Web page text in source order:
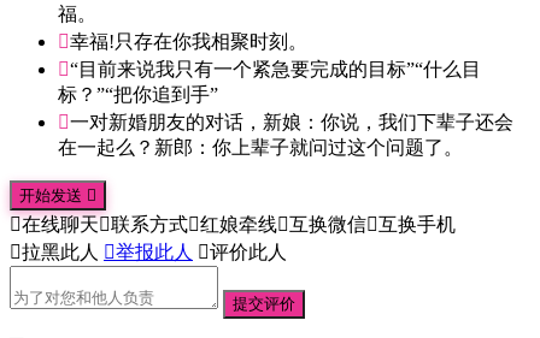
福。
幸福!只存在你我相聚时刻。
“目前来说我只有一个紧急要完成的目标”“什么目
标？”“把你追到手”
一对新婚朋友的对话，新娘：你说，我们下辈子还会
在一起么？新郎：你上辈子就问过这个问题了。
开始发送 
在线聊天联系方式红娘牵线互换微信互换手机
拉黑此人 举报此人 评价此人
提交评价